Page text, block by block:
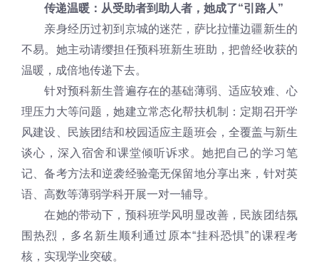
传递温暖：从受助者到助人者，她成了“引路人”
亲身经历过初到京城的迷茫，萨比拉懂边疆新生的
不易。她主动请缨担任预科班新生班助，把曾经收获的
温暖，成倍地传递下去。
针对预科新生普遍存在的基础薄弱、适应较难、心
理压力大等问题，她建立常态化帮扶机制：定期召开学
风建设、民族团结和校园适应主题班会，全覆盖与新生
谈心，深入宿舍和课堂倾听诉求。她把自己的学习笔
记、备考方法和逆袭经验毫无保留地分享出来，针对英
语、高数等薄弱学科开展一对一辅导。
在她的带动下，预科班学风明显改善，民族团结氛
围热烈，多名新生顺利通过原本“挂科恐惧”的课程考
核，实现学业突破。